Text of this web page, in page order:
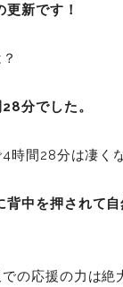
新です！
分でした。
時間28分は凄く
中を押されて
の応援の力は絶